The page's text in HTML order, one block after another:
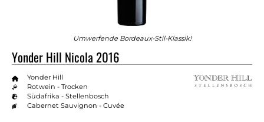
Umwerfende Bordeaux-Stil-Klassik!
Yonder Hill Nicola 2016
Yonder Hill
Rotwein - Trocken
Südafrika - Stellenbosch
Cabernet Sauvignon - Cuvée